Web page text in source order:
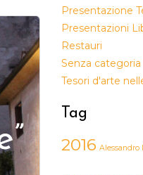
Presentazione
Presentazioni
Restauri
Senza categoria
Tesori d'arte
Tag
2016 Alessandro